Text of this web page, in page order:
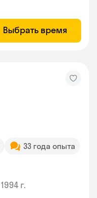
Выбрать время
33 года опыта
1994 г.